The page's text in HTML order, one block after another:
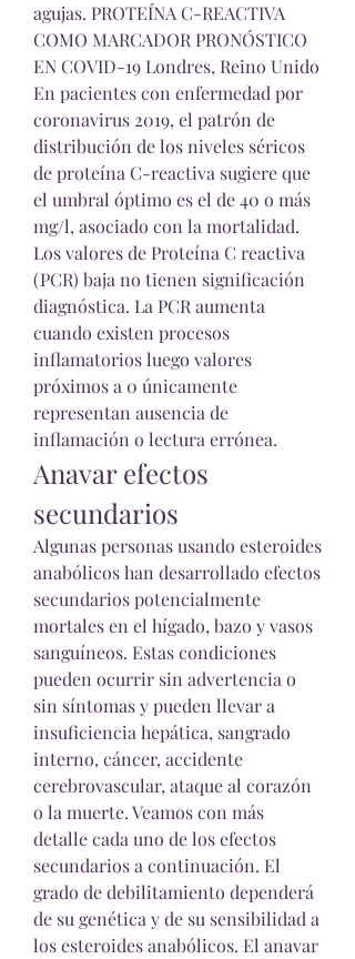
agujas. PROTEÍNA C-REACTIVA
COMO MARCADOR PRONÓSTICO
EN COVID-19 Londres, Reino Unido
En pacientes con enfermedad por
coronavirus 2019, el patrón de
distribución de los niveles séricos
de proteína C-reactiva sugiere que
el umbral óptimo es el de 40 o más
mg/l, asociado con la mortalidad.
Los valores de Proteína C reactiva
(PCR) baja no tienen significación
diagnóstica. La PCR aumenta
cuando existen procesos
inflamatorios luego valores
próximos a 0 únicamente
representan ausencia de
inflamación o lectura errónea.
Anavar efectos
secundarios
Algunas personas usando esteroides
anabólicos han desarrollado efectos
secundarios potencialmente
mortales en el hígado, bazo y vasos
sanguíneos. Estas condiciones
pueden ocurrir sin advertencia o
sin síntomas y pueden llevar a
insuficiencia hepática, sangrado
interno, cáncer, accidente
cerebrovascular, ataque al corazón
o la muerte. Veamos con más
detalle cada uno de los efectos
secundarios a continuación. El
grado de debilitamiento dependerá
de su genética y de su sensibilidad a
los esteroides anabólicos. El anavar